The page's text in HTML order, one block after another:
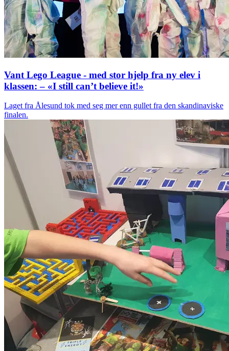
Vant Lego League - med stor hjelp fra ny elev i
klassen: – «I still can’t believe it!»
Laget fra Ålesund tok med seg mer enn gullet fra den skandinaviske
finalen.